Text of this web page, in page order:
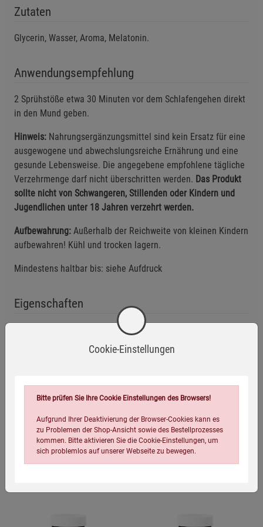
Zutaten
Glycerin, Wasser, Aroma, Melatonin.
Anwendungsempfehlung
2 Sprühstöße etwa 30 Minuten vor dem Schlafengehen direkt
in den Mund geben.
Hinweis: Nahrungsergänzungsmittel sind kein Ersatz für eine
ausgewogene und abwechslungsreiche Ernährung und eine
gesunde Lebensweise. Die angegebene empfohlene tägliche
Verzehrmenge darf nicht überschritten werden. Das Produkt
sollte nicht von Schwangeren, Stillenden oder Kindern und
Jugendlichen unter 18 Jahren verzehrt werden.
Aufbewahrung: Außerhalb der Reichweite von kleinen Kindern
aufbewahren! Kühl und trocken lagern.
Mindestens haltbar bis: siehe Aufdruck
Eigenschaften
Verpackungsmaße (LxBxH):
12 4 4cm
Passend dazu
Cookie-Einstellungen
Bitte prüfen Sie Ihre Cookie Einstellungen des Browsers!
Aufgrund Ihrer Deaktivierung der Browser-Cookies kann es
zu Problemen der Shop-Ansicht sowie des Bestellprozesses
kommen. Bitte aktivieren Sie die Cookie-Einstellungen, um
sich problemlos auf unserer Webseite zu bewegen.